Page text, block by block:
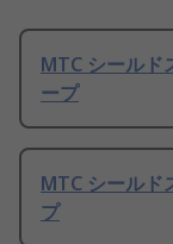
MTC シールド
ープ
MTC シールド
プ